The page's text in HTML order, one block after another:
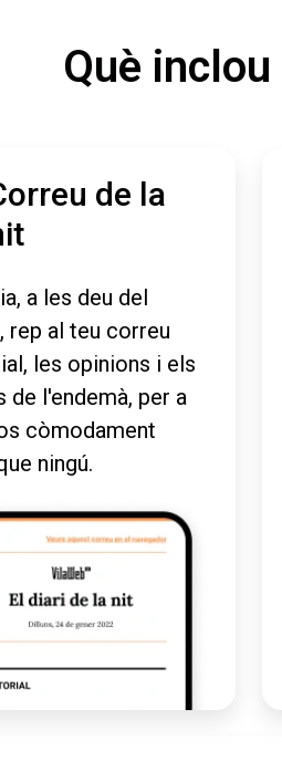
Què
de la
a les deu del
rep al teu correu
les opinions i els
de l'endemà, per a
còmodament
ningú.